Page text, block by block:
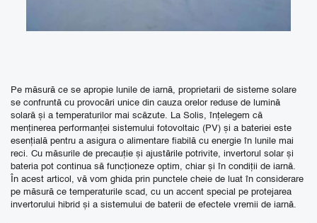
Pe măsură ce se apropie lunile de iarnă, proprietarii de sisteme solare
se confruntă cu provocări unice din cauza orelor reduse de lumină
solară și a temperaturilor mai scăzute. La Solis, înțelegem că
menținerea performanței sistemului fotovoltaic (PV) și a bateriei este
esențială pentru a asigura o alimentare fiabilă cu energie în lunile mai
reci. Cu măsurile de precauție și ajustările potrivite, invertorul solar și
bateria pot continua să funcționeze optim, chiar și în condiții de iarnă.
În acest articol, vă vom ghida prin punctele cheie de luat în considerare
pe măsură ce temperaturile scad, cu un accent special pe protejarea
invertorului hibrid și a sistemului de baterii de efectele vremii de iarnă.